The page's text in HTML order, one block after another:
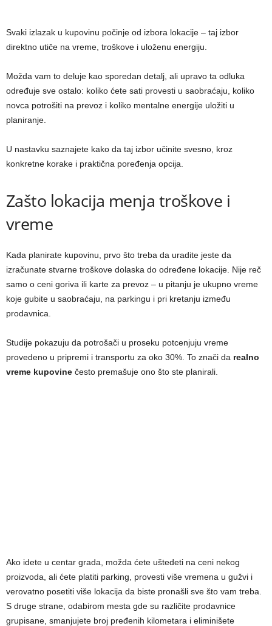
Svaki izlazak u kupovinu počinje od izbora lokacije – taj izbor
direktno utiče na vreme, troškove i uloženu energiju.
Možda vam to deluje kao sporedan detalj, ali upravo ta odluka
određuje sve ostalo: koliko ćete sati provesti u saobraćaju, koliko
novca potrošiti na prevoz i koliko mentalne energije uložiti u
planiranje.
U nastavku saznajete kako da taj izbor učinite svesno, kroz
konkretne korake i praktična poređenja opcija.
Zašto lokacija menja troškove i
vreme
Kada planirate kupovinu, prvo što treba da uradite jeste da
izračunate stvarne troškove dolaska do određene lokacije. Nije reč
samo o ceni goriva ili karte za prevoz – u pitanju je ukupno vreme
koje gubite u saobraćaju, na parkingu i pri kretanju između
prodavnica.
Studije pokazuju da potrošači u proseku potcenjuju vreme
provedeno u pripremi i transportu za oko 30%. To znači da realno
vreme kupovine često premašuje ono što ste planirali.
Ako idete u centar grada, možda ćete uštedeti na ceni nekog
proizvoda, ali ćete platiti parking, provesti više vremena u gužvi i
verovatno posetiti više lokacija da biste pronašli sve što vam treba.
S druge strane, odabirom mesta gde su različite prodavnice
grupisane, smanjujete broj pređenih kilometara i eliminišete